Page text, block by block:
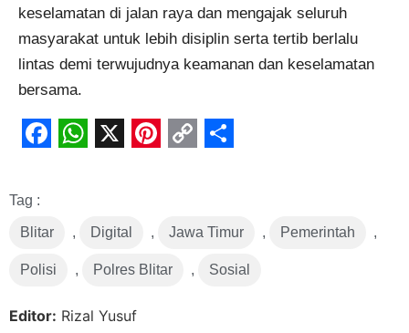
keselamatan di jalan raya dan mengajak seluruh
masyarakat untuk lebih disiplin serta tertib berlalu
lintas demi terwujudnya keamanan dan keselamatan
bersama.
Tag :
Blitar , Digital , Jawa Timur , Pemerintah ,
Polisi , Polres Blitar , Sosial
Editor: Rizal Yusuf